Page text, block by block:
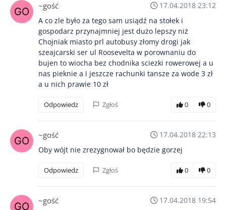
~gość
17.04.2018 23:12
A co zle było za tego sam usiądź na stołek i
gospodarz przynajmniej jest dużo lepszy niż
Chojniak miasto prl autobusy złomy drogi jak
szeajcarski ser ul Roosevelta w porownaniu do
bujen to wiocha bez chodnika sciezki rowerowej a u
nas pieknie a i jeszcze rachunki tansze za wode 3 zł
a u nich prawie 10 zł
Odpowiedz Zgłoś 0 0
~gość
17.04.2018 22:13
Oby wójt nie zrezygnował bo będzie gorzej
Odpowiedz Zgłoś 0 0
~gość
17.04.2018 19:54